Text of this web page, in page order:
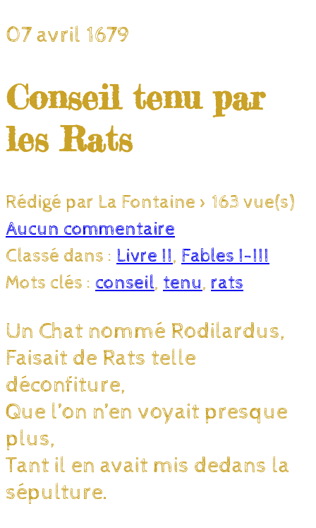
07 avril 1679
Conseil tenu par
les Rats
Rédigé par La Fontaine > 163 vue(s)
Aucun commentaire
Classé dans : Livre II, Fables I-III
Mots clés : conseil, tenu, rats
Un Chat nommé Rodilardus,
Faisait de Rats telle
déconfiture,
Que l’on n’en voyait presque
plus,
Tant il en avait mis dedans la
sépulture.